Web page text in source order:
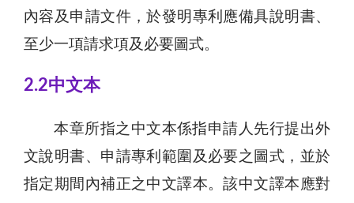
內容及申請文件，於發明專利應備具說明書、
至少一項請求項及必要圖式。
2.2中文本
本章所指之中文本係指申請人先行提出外
文說明書、申請專利範圍及必要之圖式，並於
指定期間內補正之中文譯本。該中文譯本應對